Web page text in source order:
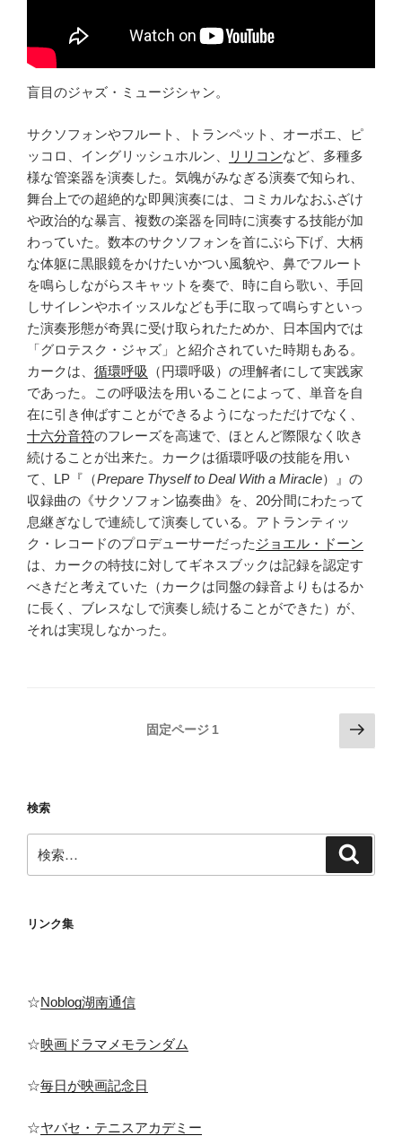
盲目のジャズ・ミュージシャン。
サクソフォンやフルート、トランペット、オーボエ、ピ
ッコロ、イングリッシュホルン、
リリコンなど、多種多
様な管楽器を演奏した。気魄がみなぎる演奏で知られ、
舞台上での超絶的な即興演奏には、コミカルなおふざけ
や政治的な暴言、複数の楽器を同時に演奏する技能が加
わっていた。数本のサクソフォンを首にぶら下げ、大柄
な体躯に黒眼鏡をかけたいかつい風貌や、鼻でフルート
を鳴らしながらスキャットを奏で、時に自ら歌い、手回
しサイレンやホイッスルなども手に取って鳴らすといっ
た演奏形態が奇異に受け取られたためか、日本国内では
「グロテスク・ジャズ」と紹介されていた時期もある。
カークは、 循環呼吸
（円環呼吸）の理解者にして実践家
であった。この呼吸法を用いることによって、単音を自
在に引き伸ばすことができるようになっただけでなく、
十六分音符のフレーズを高速で、ほとんど際限なく吹き
続けることが出来た。カークは循環呼吸の技能を用い
て、LP『（Prepare Thyself to Deal With a Miracle）』の
収録曲の《サクソフォン協奏曲》を、20分間にわたって
息継ぎなしで連続して演奏している。アトランティッ
ク・レコードのプロデューサーだったジョエル・ドーン
は、カークの特技に対してギネスブックは記録を認定す
べきだと考えていた（カークは同盤の録音よりもはるか
に長く、ブレスなしで演奏し続けることができた）が、
それは実現しなかった。
ペ
ジ
送
固定ページ 1
次
の
検索
索:
リンク集
☆Noblog湖南通信
☆映画ドラマメモランダム
☆毎日が映画記念日
☆ヤバセ・テニスアカデミー